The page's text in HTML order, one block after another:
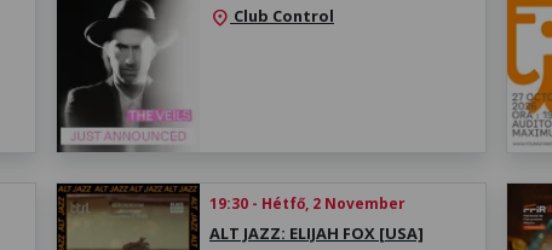
location_on Club Control
19:30 - Hétfő, 2 November
ALT JAZZ: ELIJAH FOX [USA]